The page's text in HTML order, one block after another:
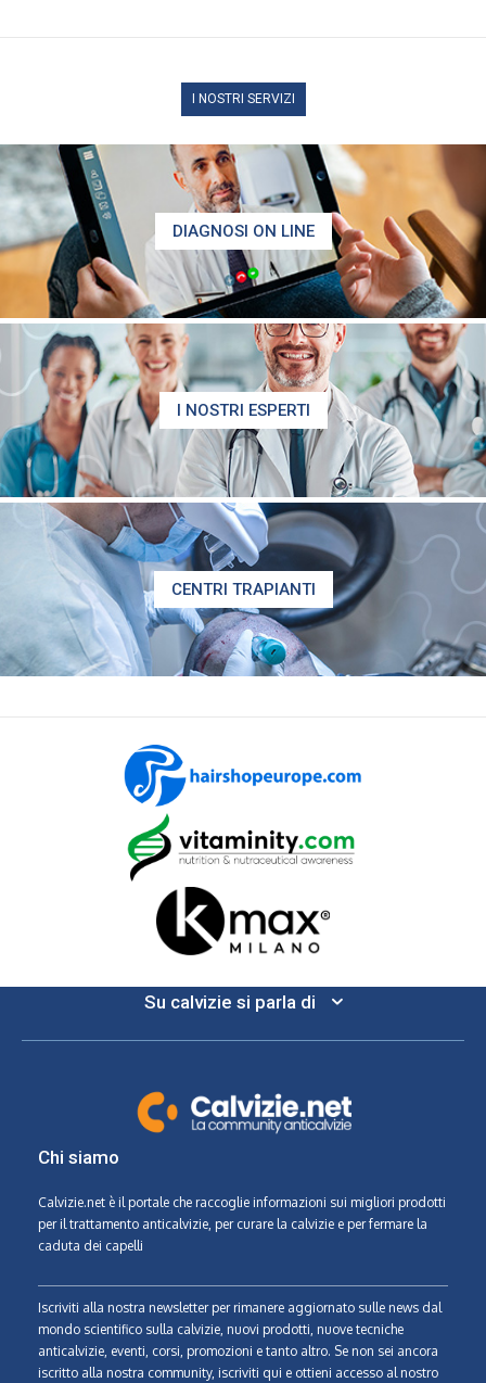
I NOSTRI SERVIZI
DIAGNOSI ON LINE
I NOSTRI ESPERTI
CENTRI TRAPIANTI
Su calvizie si parla di
Chi siamo
Calvizie.net è il portale che raccoglie informazioni sui migliori prodotti
per il trattamento anticalvizie, per curare la calvizie e per fermare la
caduta dei capelli
Iscriviti alla nostra newsletter per rimanere aggiornato sulle news dal
mondo scientifico sulla calvizie, nuovi prodotti, nuove tecniche
anticalvizie, eventi, corsi, promozioni e tanto altro. Se non sei ancora
iscritto alla nostra community, iscriviti qui e ottieni accesso al nostro